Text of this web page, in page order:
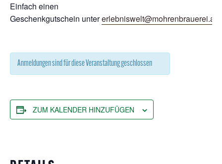
Einfach einen
Geschenkgutschein untererlebniswelt@mohrenbrauerei.at
Anmeldungen sind für diese Veranstaltung geschlossen
ZUM KALENDER HINZUFÜGEN